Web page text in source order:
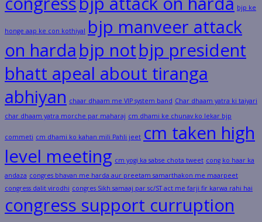
bjp ke
honge aap ke con kothiyal bjp manveer attack
on harda bjp notbjp president
bhatt apeal about tiranga
abhiyan chaar dhaam me VIP system band Char dhaam yatra ki taiyari
char dhaam yatra morche par maharaj cm dhami ke chunav ko lekar bjp
commeti cm dhami ko kahan mili Pahli jeet cm taken high
level meeting cm yogi ka sabse chota tweet cong ko haar ka
andaza congres bhavan me harda aur preetam samarthakon me maarpeet
congress dalit virodhi congres Sikh samaaj par sc/ST act me farji fir karwa rahi hai
congress support curruption